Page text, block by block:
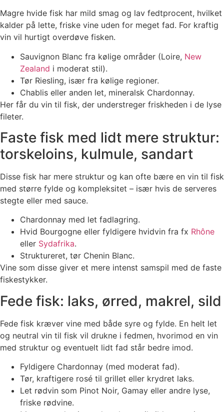
Magre hvide fisk har mild smag og lav fedtprocent, hvilket
kalder på lette, friske vine uden for meget fad. For kraftig
vin vil hurtigt overdøve fisken.
Sauvignon Blanc fra kølige områder (Loire, New
Zealand i moderat stil).
Tør Riesling, især fra kølige regioner.
Chablis eller anden let, mineralsk Chardonnay.
Her får du vin til fisk, der understreger friskheden i de lyse
fileter.
Faste fisk med lidt mere struktur:
torskeloins, kulmule, sandart
Disse fisk har mere struktur og kan ofte bære en vin til fisk
med større fylde og kompleksitet – især hvis de serveres
stegte eller med sauce.
Chardonnay med let fadlagring.
Hvid Bourgogne eller fyldigere hvidvin fra fx Rhône
eller Sydafrika.
Struktureret, tør Chenin Blanc.
Vine som disse giver et mere intenst samspil med de faste
fiskestykker.
Fede fisk: laks, ørred, makrel, sild
Fede fisk kræver vine med både syre og fylde. En helt let
og neutral vin til fisk vil drukne i fedmen, hvorimod en vin
med struktur og eventuelt lidt fad står bedre imod.
Fyldigere Chardonnay (med moderat fad).
Tør, kraftigere rosé til grillet eller krydret laks.
Let rødvin som Pinot Noir, Gamay eller andre lyse,
friske rødvine.